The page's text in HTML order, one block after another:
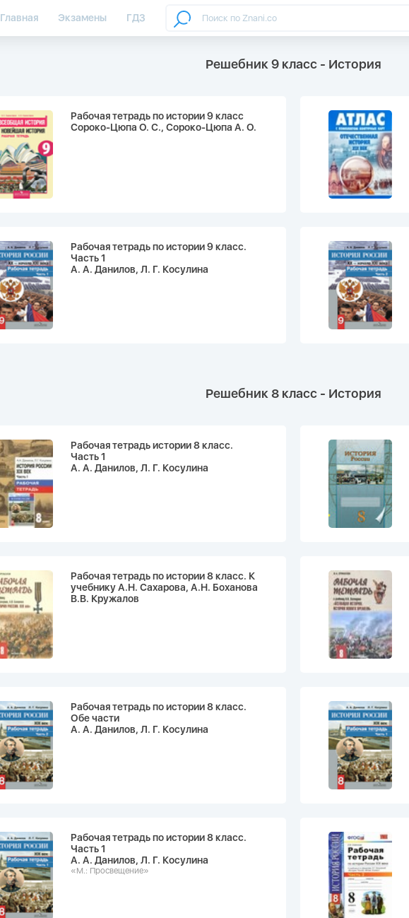
Главная Экзамены ГДЗ
Решебник 9 класс - История
Рабочая тетрадь по истории 9 класс
Сороко-Цюпа О. С., Сороко-Цюпа А. О.
Рабочая тетрадь по истории 9 класс.
Часть 1
А. А. Данилов, Л. Г. Косулина
Решебник 8 класс - История
Рабочая тетрадь истории 8 класс.
Часть 1
А. А. Данилов, Л. Г. Косулина
Рабочая тетрадь по истории 8 класс. К
учебнику А.Н. Сахарова, А.Н. Боханова
В.В. Кружалов
Рабочая тетрадь по истории 8 класс.
Обе части
А. А. Данилов, Л. Г. Косулина
Рабочая тетрадь по истории 8 класс.
Часть 1
А. А. Данилов, Л. Г. Косулина
«М.: Просвещение»